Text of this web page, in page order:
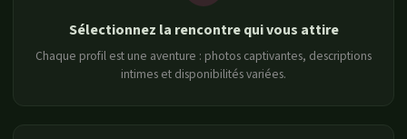
Sélectionnez la rencontre qui vous attire
Chaque profil est une aventure : photos captivantes, descriptions
intimes et disponibilités variées.